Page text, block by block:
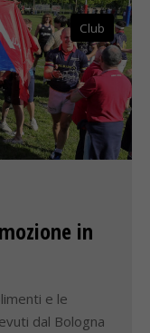
Club
in
e le
dal Bologna